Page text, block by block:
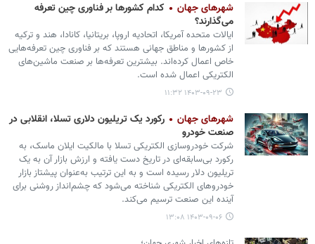
شهرهای جهان
کدام کشورها بر فناوری چین تعرفه
می‌گذارند؟
ایالات متحده آمریکا، اتحادیه اروپا، بریتانیا، کانادا، هند و ترکیه
از کشورها و مناطق جهانی هستند که بر فناوری چین تعرفه‌هایی
خاص اعمال کرده‌اند. بیشترین تعرفه‌ها بر صنعت ماشین‌های
الکتریکی اعمال شده است.
۱۴۰۳-۰۹-۲۳ ۱۱:۳۲
شهرهای جهان
رکورد یک تریلیون دلاری تسلا، انقلابی در
صنعت خودرو
شرکت خودروسازی الکتریکی تسلا با مالکیت ایلان ماسک، به
رکورد بی‌سابقه‌ای در تاریخ دست یافته و ارزش بازار آن به یک
تریلیون دلار رسیده است و به این ترتیب به‌عنوان پیشتاز بازار
خودروهای الکتریکی شناخته می‌شود که چشم‌انداز روشنی برای
آینده این صنعت ترسیم می‌کند.
۱۴۰۳-۰۹-۰۶ ۱۳:۰۸